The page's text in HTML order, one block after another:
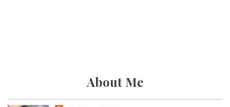
About Me